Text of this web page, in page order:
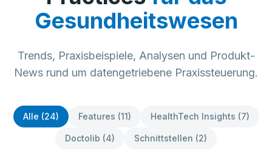
Gesundheitswesen
Trends, Praxisbeispiele, Analysen und Produkt-
News rund um datengetriebene Praxissteuerung.
Alle (24) Features (11) HealthTech Insights (7)
Doctolib (4) Schnittstellen (2)